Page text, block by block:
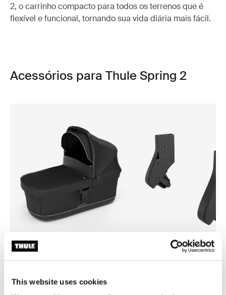
This website uses cookies
2, o carrinho compacto para todos os terrenos que é
flexível e funcional, tornando sua vida diária mais fácil.
Acessórios para Thule Spring 2
berço preto